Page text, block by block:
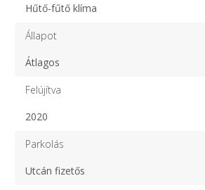
Hűtő-fűtő klíma
Állapot
Átlagos
Felújítva
2020
Parkolás
Utcán fizetős